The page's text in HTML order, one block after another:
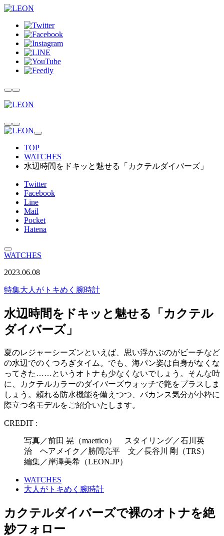
TOP
WATCHES
水辺時間をドキッと魅せる「カクテルダイバーズ」
Twitter
Facebook
Line
Mail
Pocket
Hatena
WATCHES
2023.06.08
特集大人がトキめく腕時計
水辺時間をドキッと魅せる「カクテル
ダイバーズ」
夏のレジャーシーズンといえば、思い浮かぶのがビーチなど
の水辺でのくつろぎタイム。でも、海パン姿は自身がなくな
ってきた……というオトナも少なくないでしょう。そんな時
に、カクテルカラーのダイバーズウォッチで艶をプラスしま
しょう。頼れる防水機能を備えつつ、バカンス気分が小粋に
際立つ名モデルをご紹介いたします。
CREDIT :
写真／前田 晃（maettico） スタイリング／石川英
治 ヘアメイク／勝間亮平 文／長谷川 剛（TRS）
編集／岸澤美希（LEON.JP）
WATCHES
大人がトキめく腕時計
カクテルダイバーズで裸のオトナを絶
妙フォロー